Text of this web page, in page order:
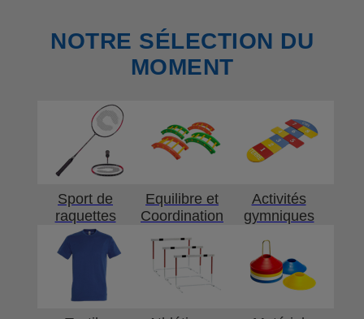
NOTRE SÉLECTION DU
MOMENT
Sport de
raquettes
Equilibre et
Coordination
Activités
gymniques